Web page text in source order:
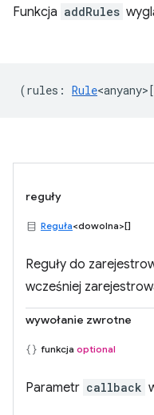
Funkcja addRules
(rules : Rule<anyany>
reguły
Reguła<dowolna>[]
Reguły do
wcześniej
wywołanie zwrotne
funkcja optional
Parametr callback